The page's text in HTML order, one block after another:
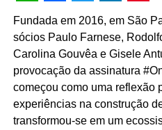
WhatsApp
Facebook
Twitter
Fundada em 2016, em São
sócios Paulo Farnese,
Carolina Gouvêa e Gisele
provocação da assinatura
começou como uma reflexão
experiências na construção
transformou-se em um